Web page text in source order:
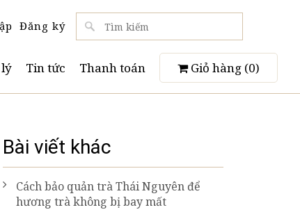
Đăng ký
Tin tức Thanh toán Giỏ hàng (0)
Bài viết khác
Cách bảo quản trà Thái Nguyên để
hương trà không bị bay mất